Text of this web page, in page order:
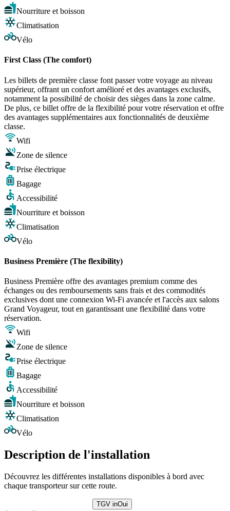
Nourriture et boisson
Climatisation
Vélo
First Class (The comfort)
Les billets de première classe font passer votre voyage au niveau
supérieur, offrant un confort amélioré et des avantages exclusifs,
notamment la possibilité de choisir des sièges dans la zone calme.
De plus, ce billet offre de la flexibilité pour votre réservation et offre
des avantages supplémentaires aux fonctionnalités de deuxième
classe.
Wifi
Zone de silence
Prise électrique
Bagage
Accessibilité
Nourriture et boisson
Climatisation
Vélo
Business Première (The flexibility)
Business Première offre des avantages premium comme des
échanges ou des remboursements sans frais et des commodités
exclusives dont une connexion Wi-Fi avancée et l'accès aux salons
Grand Voyageur, tout en garantissant une flexibilité dans votre
réservation.
Wifi
Zone de silence
Prise électrique
Bagage
Accessibilité
Nourriture et boisson
Climatisation
Vélo
Description de l'installation
Découvrez les différentes installations disponibles à bord avec
chaque transporteur sur cette route.
TGV inOui